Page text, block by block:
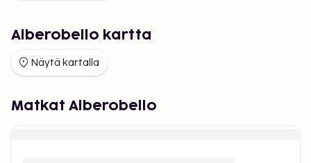
Alberobello kartta
Näytä kartalla
Matkat Alberobello